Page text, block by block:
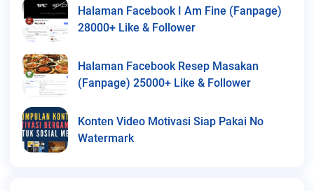
Halaman Facebook I Am Fine (Fanpage)
28000+ Like & Follower
Halaman Facebook Resep Masakan
(Fanpage) 25000+ Like & Follower
Konten Video Motivasi Siap Pakai No
Watermark